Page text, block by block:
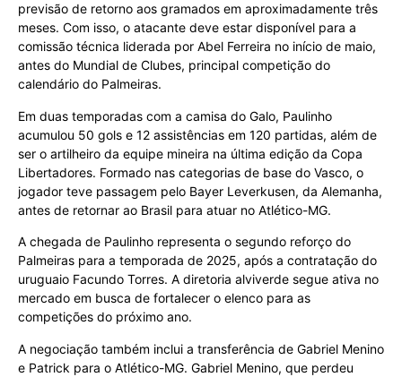
previsão de retorno aos gramados em aproximadamente três
meses. Com isso, o atacante deve estar disponível para a
comissão técnica liderada por Abel Ferreira no início de maio,
antes do Mundial de Clubes, principal competição do
calendário do Palmeiras.
Em duas temporadas com a camisa do Galo, Paulinho
acumulou 50 gols e 12 assistências em 120 partidas, além de
ser o artilheiro da equipe mineira na última edição da Copa
Libertadores. Formado nas categorias de base do Vasco, o
jogador teve passagem pelo Bayer Leverkusen, da Alemanha,
antes de retornar ao Brasil para atuar no Atlético-MG.
A chegada de Paulinho representa o segundo reforço do
Palmeiras para a temporada de 2025, após a contratação do
uruguaio Facundo Torres. A diretoria alviverde segue ativa no
mercado em busca de fortalecer o elenco para as
competições do próximo ano.
A negociação também inclui a transferência de Gabriel Menino
e Patrick para o Atlético-MG. Gabriel Menino, que perdeu